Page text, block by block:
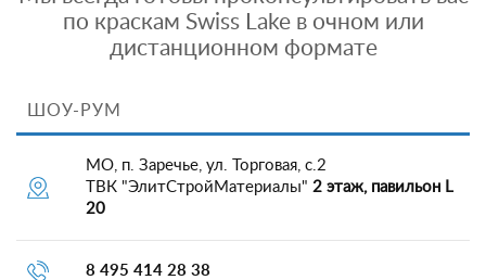
по краскам Swiss Lake в очном или
дистанционном формате
ШОУ-РУМ
МО, п. Заречье, ул. Торговая, с.2
ТВК "ЭлитСтройМатериалы" 2 этаж, павильон L
20
8 495 414 28 38